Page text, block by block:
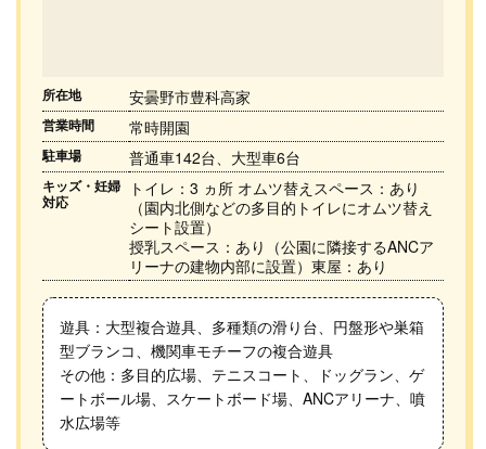
所在地 安曇野市豊科高家
営業時間 常時開園
駐車場 普通車142台、大型車6台
キッズ・妊婦
対応
トイレ：3 ヵ所 オムツ替えスペース：あり
（園内北側などの多目的トイレにオムツ替え
シート設置）
授乳スペース：あり（公園に隣接するANCア
リーナの建物内部に設置）東屋：あり
遊具：大型複合遊具、多種類の滑り台、円盤形や巣箱
型ブランコ、機関車モチーフの複合遊具
その他：多目的広場、テニスコート、ドッグラン、ゲ
ートボール場、スケートボード場、ANCアリーナ、噴
水広場等